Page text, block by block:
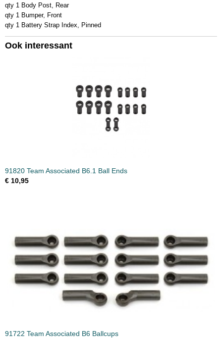
qty 1 Body Post, Rear
qty 1 Bumper, Front
qty 1 Battery Strap Index, Pinned
Ook interessant
91820 Team Associated B6.1 Ball Ends
€ 10,95
91722 Team Associated B6 Ballcups